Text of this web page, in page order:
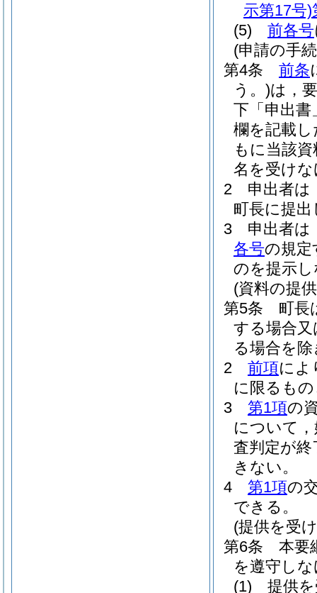
示第17号)
(5)
前各号
(申請の手
第4条
前条
う。)は，
下「申出
欄を記載
もに当該
名を受け
2
申出者は
町長に提
3
申出者は
各号の規定
のを提示
(資料の提
第5条
町長
する場合
る場合を
2
前項によ
に限るも
3
第1項の
について
査判定が
きない。
4
第1項の
できる。
(提供を受
第6条
本要
を遵守し
(1)
提供